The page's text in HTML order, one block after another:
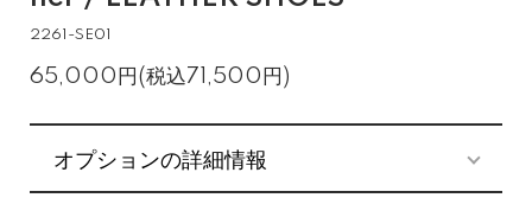
2261-SE01
65,000円(税込71,500円)
オプションの詳細情報